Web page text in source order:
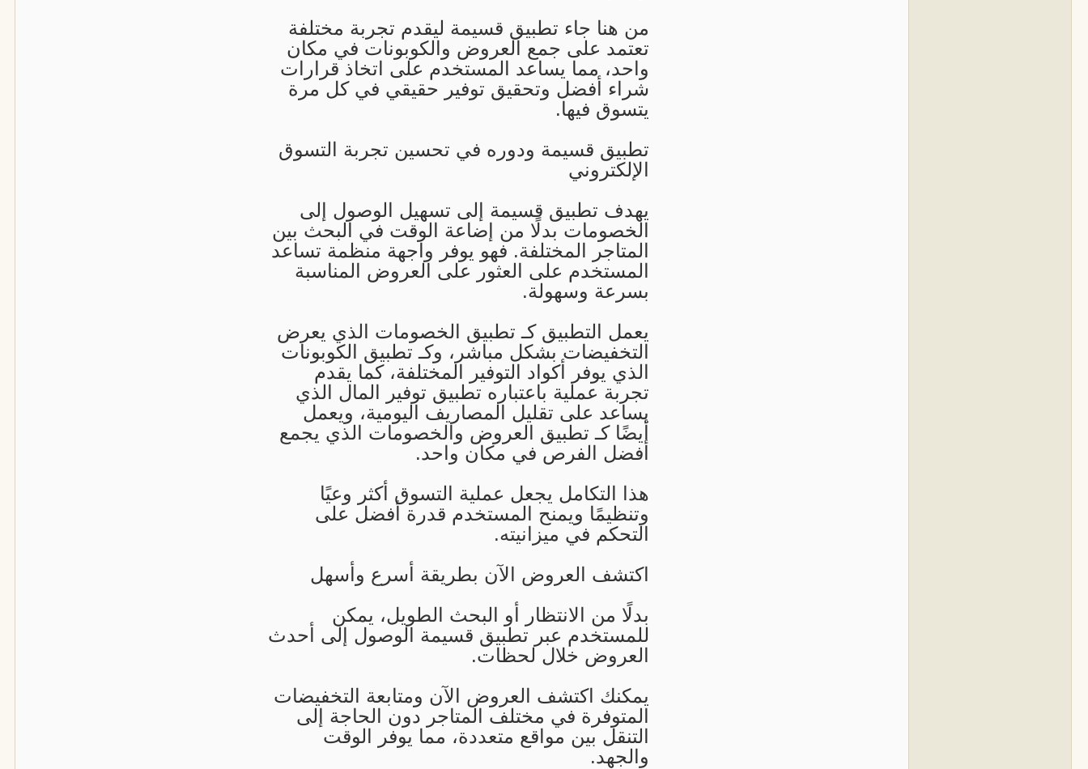
من هنا جاء تطبيق قسيمة ليقدم تجربة مختلفة
تعتمد على جمع العروض والكوبونات في مكان
واحد، مما يساعد المستخدم على اتخاذ قرارات
شراء أفضل وتحقيق توفير حقيقي في كل مرة
يتسوق فيها.
تطبيق قسيمة ودوره في تحسين تجربة التسوق
الإلكتروني
يهدف تطبيق قسيمة إلى تسهيل الوصول إلى
الخصومات بدلًا من إضاعة الوقت في البحث بين
المتاجر المختلفة. فهو يوفر واجهة منظمة تساعد
المستخدم على العثور على العروض المناسبة
بسرعة وسهولة.
يعمل التطبيق كـ تطبيق الخصومات الذي يعرض
التخفيضات بشكل مباشر، وكـ تطبيق الكوبونات
الذي يوفر أكواد التوفير المختلفة، كما يقدم
تجربة عملية باعتباره تطبيق توفير المال الذي
يساعد على تقليل المصاريف اليومية، ويعمل
أيضًا كـ تطبيق العروض والخصومات الذي يجمع
أفضل الفرص في مكان واحد.
هذا التكامل يجعل عملية التسوق أكثر وعيًا
وتنظيمًا ويمنح المستخدم قدرة أفضل على
التحكم في ميزانيته.
اكتشف العروض الآن بطريقة أسرع وأسهل
بدلًا من الانتظار أو البحث الطويل، يمكن
للمستخدم عبر تطبيق قسيمة الوصول إلى أحدث
العروض خلال لحظات.
يمكنك اكتشف العروض الآن ومتابعة التخفيضات
المتوفرة في مختلف المتاجر دون الحاجة إلى
التنقل بين مواقع متعددة، مما يوفر الوقت
والجهد.